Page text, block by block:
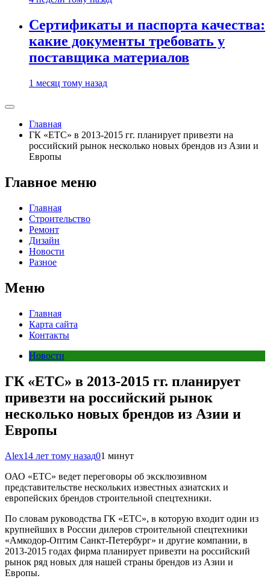
Сертификаты и паспорта качества:
какие документы требовать у
поставщика материалов
1 месяц тому назад
Главная
ГК «ЕТС» в 2013-2015 гг. планирует привезти на
российский рынок несколько новых брендов из Азии и
Европы
Главное меню
Главная
Строительство
Ремонт
Дизайн
Новости
Разное
Меню
Главная
Карта сайта
Контакты
Новости
ГК «ЕТС» в 2013-2015 гг. планирует
привезти на российский рынок
несколько новых брендов из Азии и
Европы
Alex14 лет тому назад01 минут
ОАО «ЕТС» ведет переговоры об эксклюзивном
представительстве нескольких известных азиатских и
европейских брендов строительной спецтехники.
По словам руководства ГК «ЕТС», в которую входит один из
крупнейших в России дилеров строительной спецтехники
«Амкодор-Оптим Санкт-Петербург» и другие компании, в
2013-2015 годах фирма планирует привезти на российский
рынок ряд новых для нашей страны брендов из Азии и
Европы.